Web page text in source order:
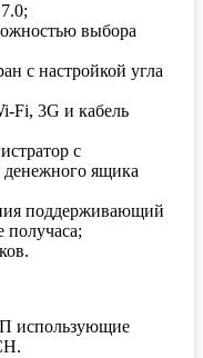
выбора
с настройкой угла
Fi, 3G и кабель
с
ящика
поддерживающий
получаса;
использующие